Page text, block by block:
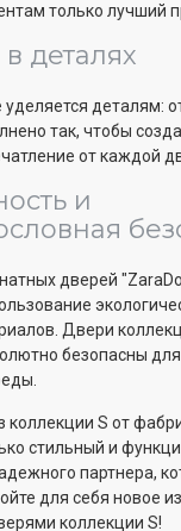
только лучший
деталях
деталям:
так, чтобы
от каждой
и
дверей
Двери
безопасны
коллекции S от
стильный и
партнера,
для себя новое
коллекции S!